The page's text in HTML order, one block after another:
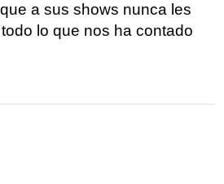
a sus shows nunca les
lo que nos ha contado